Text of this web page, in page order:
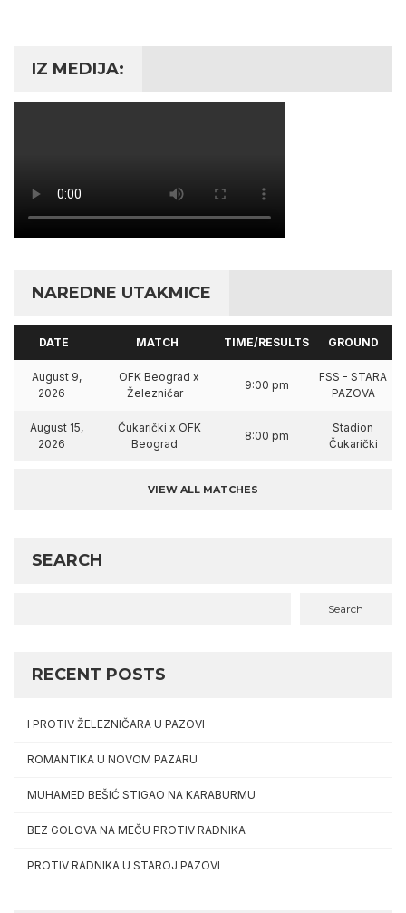
IZ MEDIJA:
NAREDNE UTAKMICE
DATE MATCH TIME/RESULTS GROUND
August 9,
2026
OFK Beograd x
Železničar
9:00 pm
FSS - STARA
PAZOVA
August 15,
2026
Čukarički x OFK
Beograd
8:00 pm
Stadion
Čukarički
VIEW ALL MATCHES
SEARCH
Search
RECENT POSTS
I PROTIV ŽELEZNIČARA U PAZOVI
ROMANTIKA U NOVOM PAZARU
MUHAMED BEŠIĆ STIGAO NA KARABURMU
BEZ GOLOVA NA MEČU PROTIV RADNIKA
PROTIV RADNIKA U STAROJ PAZOVI